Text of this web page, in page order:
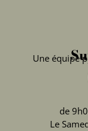
Une équipe
de
Le